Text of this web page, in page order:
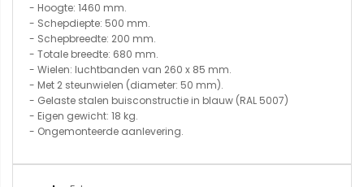
- Hoogte: 1460 mm.
- Schepdiepte: 500 mm.
- Schepbreedte: 200 mm.
- Totale breedte: 680 mm.
- Wielen: luchtbanden van 260 x 85 mm.
- Met 2 steunwielen (diameter: 50 mm).
- Gelaste stalen buisconstructie in blauw (RAL 5007)
- Eigen gewicht: 18 kg.
- Ongemonteerde aanlevering.